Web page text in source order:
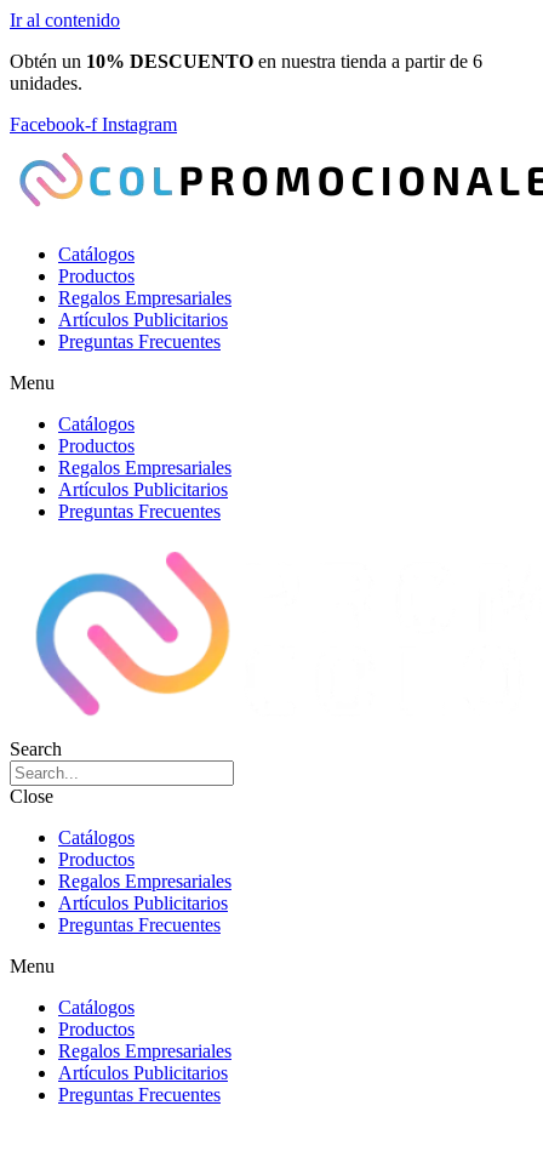
Ir al contenido
Obtén un 10% DESCUENTO en nuestra tienda a partir de 6
unidades.
Facebook-f Instagram
Catálogos
Productos
Regalos Empresariales
Artículos Publicitarios
Preguntas Frecuentes
Menu
Catálogos
Productos
Regalos Empresariales
Artículos Publicitarios
Preguntas Frecuentes
Search
Close
Catálogos
Productos
Regalos Empresariales
Artículos Publicitarios
Preguntas Frecuentes
Menu
Catálogos
Productos
Regalos Empresariales
Artículos Publicitarios
Preguntas Frecuentes